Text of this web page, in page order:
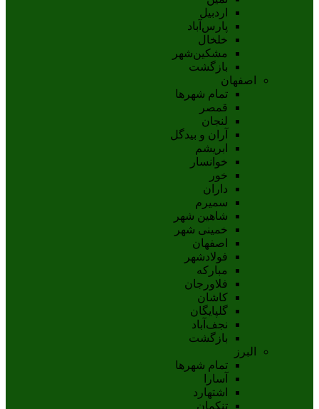
اردبيل
پارس‌آباد
خلخال
مشکين‌شهر
بازگشت
اصفهان
تمام شهر‌ها
قمصر
لنجان
آران و بیدگل
ابریشم
خوانسار
خور
داران
سمیرم
شاهین شهر
خمینی شهر
اصفهان
فولادشهر
مبارکه
فلاورجان
کاشان
گلپايگان
نجف‌آباد
بازگشت
البرز
تمام شهر‌ها
آسارا
اشتهارد
تنکمان